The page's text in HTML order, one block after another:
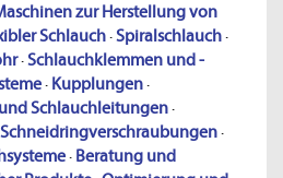
zur Herstellung von
Schlauch·Spiralschlauch·
·Schlauchklemmen und -
· Kupplungen·
Schlauchleitungen·
Schneidringverschraubungen·
· Beratung und